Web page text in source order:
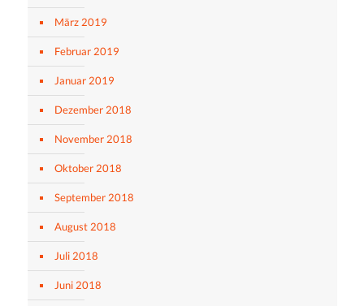
März 2019
Februar 2019
Januar 2019
Dezember 2018
November 2018
Oktober 2018
September 2018
August 2018
Juli 2018
Juni 2018